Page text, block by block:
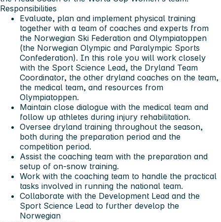
Responsibilities
Evaluate, plan and implement physical training
together with a team of coaches and experts from
the Norwegian Ski Federation and Olympiatoppen
(the Norwegian Olympic and Paralympic Sports
Confederation). In this role you will work closely
with the Sport Science Lead, the Dryland Team
Coordinator, the other dryland coaches on the team,
the medical team, and resources from
Olympiatoppen.
Maintain close dialogue with the medical team and
follow up athletes during injury rehabilitation.
Oversee dryland training throughout the season,
both during the preparation period and the
competition period.
Assist the coaching team with the preparation and
setup of on-snow training.
Work with the coaching team to handle the practical
tasks involved in running the national team.
Collaborate with the Development Lead and the
Sport Science Lead to further develop the
Norwegian